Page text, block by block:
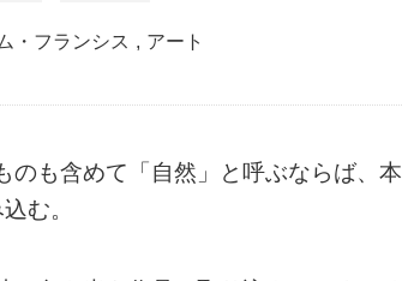
・フランシス , アート
のも含めて「自然」と呼ぶならば、本
む。